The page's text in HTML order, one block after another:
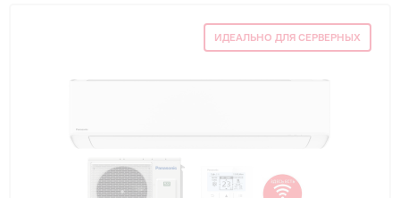
ИДЕАЛЬНО ДЛЯ СЕРВЕРНЫХ